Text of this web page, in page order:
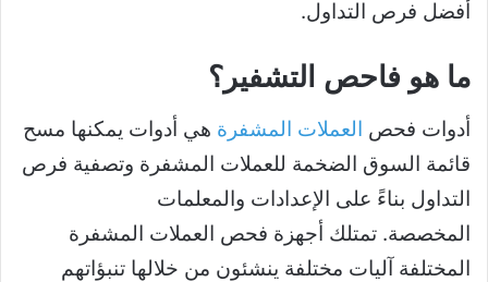
أفضل فرص التداول.
ما هو فاحص التشفير؟
أدوات فحص العملات المشفرة هي أدوات يمكنها مسح
قائمة السوق الضخمة للعملات المشفرة وتصفية فرص
التداول بناءً على الإعدادات والمعلمات
المخصصة. تمتلك أجهزة فحص العملات المشفرة
المختلفة آليات مختلفة ينشئون من خلالها تنبؤاتهم